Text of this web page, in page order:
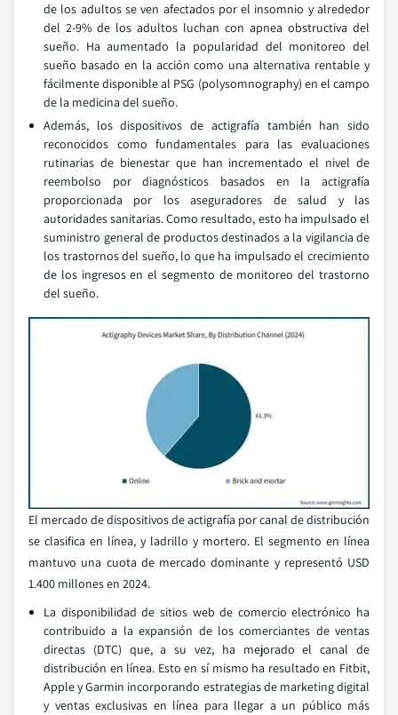
de los adultos se ven afectados por el insomnio y alrededor
del 2-9% de los adultos luchan con apnea obstructiva del
sueño. Ha aumentado la popularidad del monitoreo del
sueño basado en la acción como una alternativa rentable y
fácilmente disponible al PSG (polysomnography) en el campo
de la medicina del sueño.
Además, los dispositivos de actigrafía también han sido
reconocidos como fundamentales para las evaluaciones
rutinarias de bienestar que han incrementado el nivel de
reembolso por diagnósticos basados en la actigrafía
proporcionada por los aseguradores de salud y las
autoridades sanitarias. Como resultado, esto ha impulsado el
suministro general de productos destinados a la vigilancia de
los trastornos del sueño, lo que ha impulsado el crecimiento
de los ingresos en el segmento de monitoreo del trastorno
del sueño.
El mercado de dispositivos de actigrafía por canal de distribución
se clasifica en línea, y ladrillo y mortero. El segmento en línea
mantuvo una cuota de mercado dominante y representó USD
1.400 millones en 2024.
La disponibilidad de sitios web de comercio electrónico ha
contribuido a la expansión de los comerciantes de ventas
directas (DTC) que, a su vez, ha mejorado el canal de
distribución en línea. Esto en sí mismo ha resultado en Fitbit,
Apple y Garmin incorporando estrategias de marketing digital
y ventas exclusivas en línea para llegar a un público más